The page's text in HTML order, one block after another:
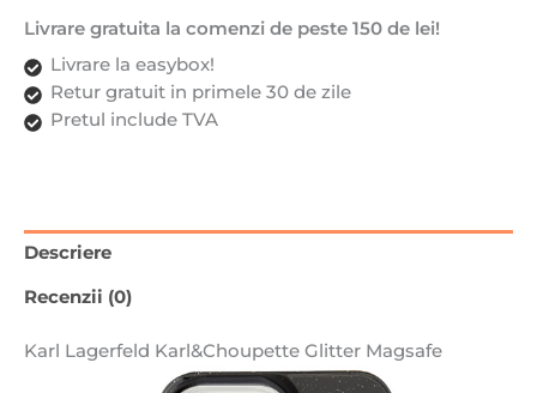
Livrare gratuita la comenzi de peste 150 de lei!
Livrare la easybox!
Retur gratuit in primele 30 de zile
Pretul include TVA
Descriere
Recenzii (0)
Karl Lagerfeld Karl&Choupette Glitter Magsafe